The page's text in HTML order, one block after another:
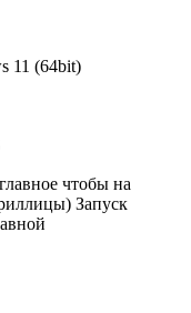
11 (64bit)
чтобы на
Запуск